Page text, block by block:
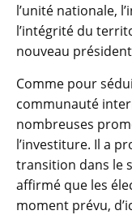
l’unité nationale,
l’intégrité du
nouveau
Comme pour
communauté
nombreuses
l’investiture. Il a
transition dans le
affirmé que les
moment prévu,